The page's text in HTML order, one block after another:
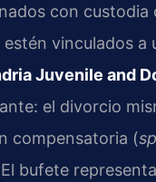
con custodia
estén vinculados
Juvenile and
el divorcio
compensatoria (
bufete